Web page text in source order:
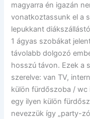
magyarra én igazán
vonatkoztassunk el a
lepukkant
1 ágyas szobákat
távolabb dolgozó
hosszú távon. Ezek a
szerelve: van TV,
külön fürdőszoba / wc
egy ilyen külön
nevezzük így „party-